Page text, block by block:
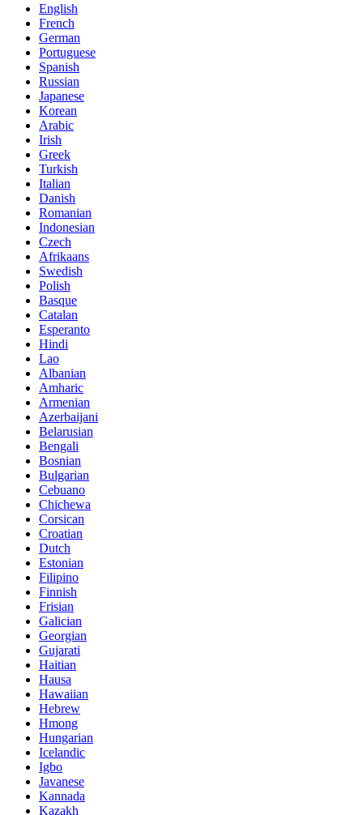
English
French
German
Portuguese
Spanish
Russian
Japanese
Korean
Arabic
Irish
Greek
Turkish
Italian
Danish
Romanian
Indonesian
Czech
Afrikaans
Swedish
Polish
Basque
Catalan
Esperanto
Hindi
Lao
Albanian
Amharic
Armenian
Azerbaijani
Belarusian
Bengali
Bosnian
Bulgarian
Cebuano
Chichewa
Corsican
Croatian
Dutch
Estonian
Filipino
Finnish
Frisian
Galician
Georgian
Gujarati
Haitian
Hausa
Hawaiian
Hebrew
Hmong
Hungarian
Icelandic
Igbo
Javanese
Kannada
Kazakh